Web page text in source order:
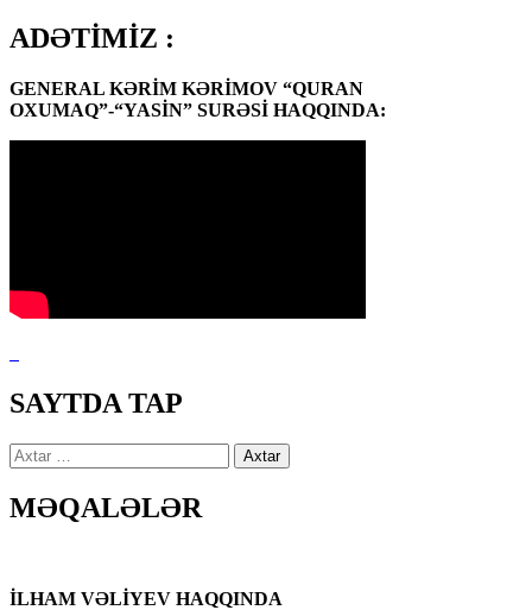
ADƏTİMİZ :
GENERAL KƏRİM KƏRİMOV “QURAN
OXUMAQ”-“YASİN” SURƏSİ HAQQINDA:
SAYTDA TAP
Axtarış:
MƏQALƏLƏR
İLHAM VƏLİYEV HAQQINDA